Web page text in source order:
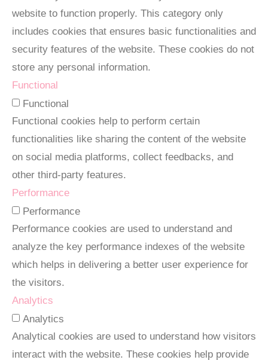
website to function properly. This category only
includes cookies that ensures basic functionalities and
security features of the website. These cookies do not
store any personal information.
Functional
Functional
Functional cookies help to perform certain
functionalities like sharing the content of the website
on social media platforms, collect feedbacks, and
other third-party features.
Performance
Performance
Performance cookies are used to understand and
analyze the key performance indexes of the website
which helps in delivering a better user experience for
the visitors.
Analytics
Analytics
Analytical cookies are used to understand how visitors
interact with the website. These cookies help provide